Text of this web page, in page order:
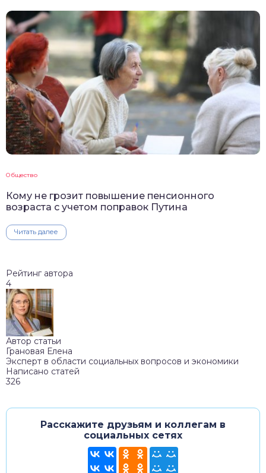
Общество
Кому не грозит повышение пенсионного
возраста с учетом поправок Путина
Читать далее
Рейтинг автора
4
Автор статьи
Грановая Елена
Эксперт в области социальных вопросов и экономики
Написано статей
326
Расскажите друзьям и коллегам в
социальных сетях